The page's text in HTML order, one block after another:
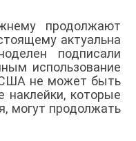
продолжают
актуальна
подписали
использование
не может быть
наклейки, которые
могут продолжать